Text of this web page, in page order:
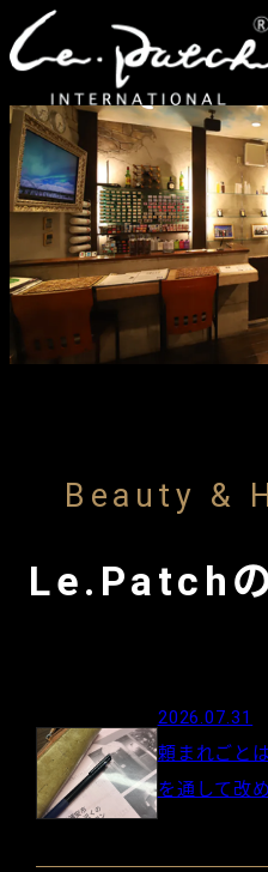
Beauty &
Le.Patch
2026.07.31
頼まれごと
を通して改